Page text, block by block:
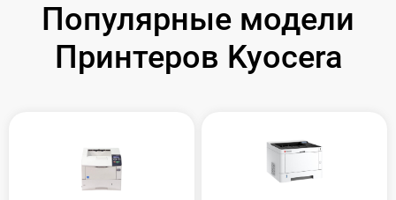
Популярные модели
Принтеров Kyocera